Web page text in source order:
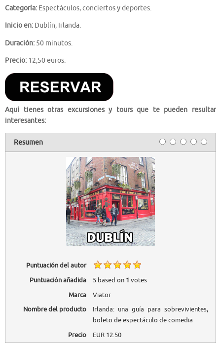
Categoría: Espectáculos, conciertos y deportes.
Inicio en: Dublín, Irlanda.
Duración: 50 minutos.
Precio: 12,50 euros.
Aquí tienes otras excursiones y tours que te pueden resultar
interesantes:
Resumen
Puntuación del autor
Puntuación añadida
5based on 1 votes
Marca
Viator
Nombre del producto
Irlanda: una guía para sobrevivientes,
boleto de espectáculo de comedia
Precio
EUR12.50